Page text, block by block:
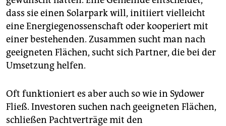
dass sie einen Solarpark will, ini­tiiert vielleicht
eine Energiegenossenschaft oder kooperiert mit
einer bestehenden. Zusammen sucht man nach
geeigneten Flächen, sucht sich Partner, die bei der
Umsetzung helfen.
Oft funktioniert es aber auch so wie in Sydower
Fließ. Investoren suchen nach geeigneten Flächen,
schließen Pachtverträge mit den